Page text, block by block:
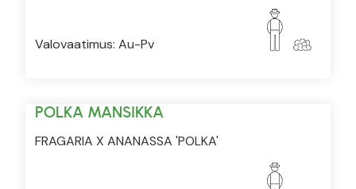
Valovaatimus: Au-Pv
POLKA MANSIKKA
FRAGARIA X ANANASSA 'POLKA'